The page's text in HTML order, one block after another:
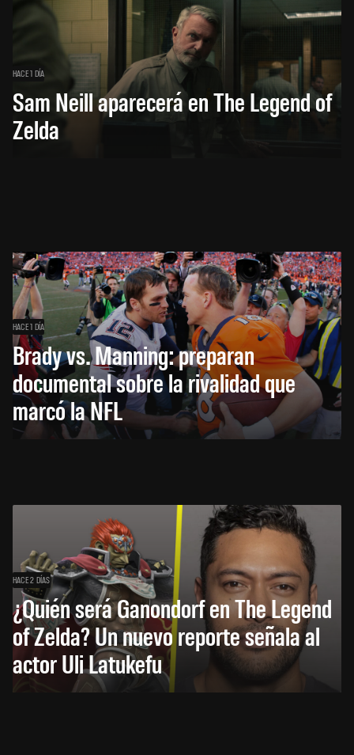
HACE 1 DÍA
Sam Neill aparecerá en The Legend of
Zelda
HACE 1 DÍA
Brady vs. Manning: preparan
documental sobre la rivalidad que
marcó la NFL
HACE 2 DÍAS
¿Quién será Ganondorf en The Legend
of Zelda? Un nuevo reporte señala al
actor Uli Latukefu